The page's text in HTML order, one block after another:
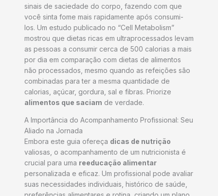
sinais de saciedade do corpo, fazendo com que
você sinta fome mais rapidamente após consumi-
los. Um estudo publicado no “Cell Metabolism”
mostrou que dietas ricas em ultraprocessados levam
as pessoas a consumir cerca de 500 calorias a mais
por dia em comparação com dietas de alimentos
não processados, mesmo quando as refeições são
combinadas para ter a mesma quantidade de
calorias, açúcar, gordura, sal e fibras. Priorize
alimentos que saciam de verdade.
A Importância do Acompanhamento Profissional: Seu
Aliado na Jornada
Embora este guia ofereça dicas de nutrição
valiosas, o acompanhamento de um nutricionista é
crucial para uma reeducação alimentar
personalizada e eficaz. Um profissional pode avaliar
suas necessidades individuais, histórico de saúde,